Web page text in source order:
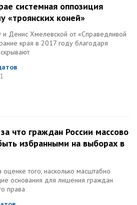
системная оппозиция
«троянских коней»
Денис Хмелевской от «Справедливой
края в 2017 году благодаря
что граждан России массово
избранными на выборах в
того, насколько масштабно
основания для лишения граждан
права